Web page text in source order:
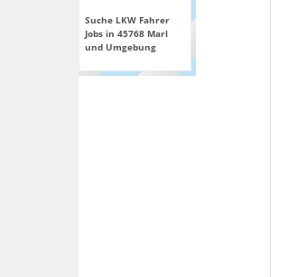
Suche LKW Fahrer
Jobs in 45768 Marl
und Umgebung